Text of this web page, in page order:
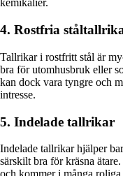
kemikalier.
4. Rostfria
Tallrikar i rostfritt stål är
bra för utomhusbruk eller
kan dock vara tyngre och
intresse.
5. Indelade tallrikar
Indelade tallrikar hjälper
särskilt bra för kräsna